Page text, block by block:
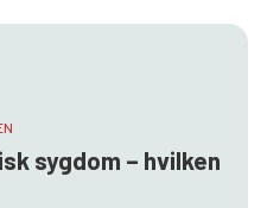
sygdom – hvilken